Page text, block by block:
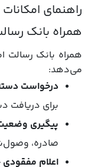
راهنمای
همراه بانک
همراه بانک رسالت
می‌دهد:
درخواست
برای دریافت
پیگیری
صادره،
اعلام